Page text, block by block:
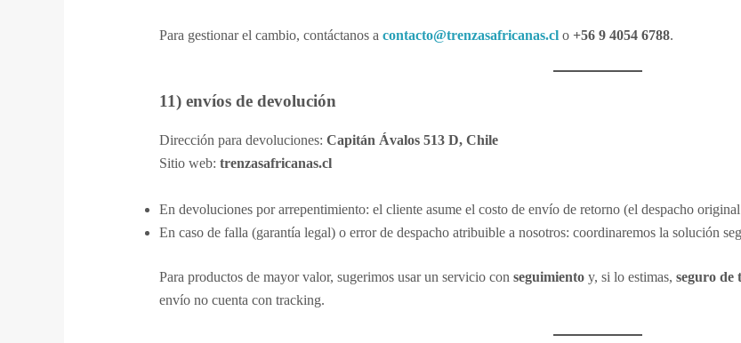
Para gestionar el cambio, contáctanos a contacto@trenzasafricanas.clo +56 9 4054 6788.
11) envíos de devolución
Dirección para devoluciones: Capitán Ávalos 513 D, Chile
Sitio web: trenzasafricanas.cl
En devoluciones por arrepentimiento: el cliente asume el costo de envío de retorno (el despacho
En caso de falla (garantía legal) o error de despacho atribuible a nosotros: coordinaremos la solución
Para productos de mayor valor, sugerimos usar un servicio con seguimientoy, si lo estimas, seguro de
envío no cuenta con tracking.